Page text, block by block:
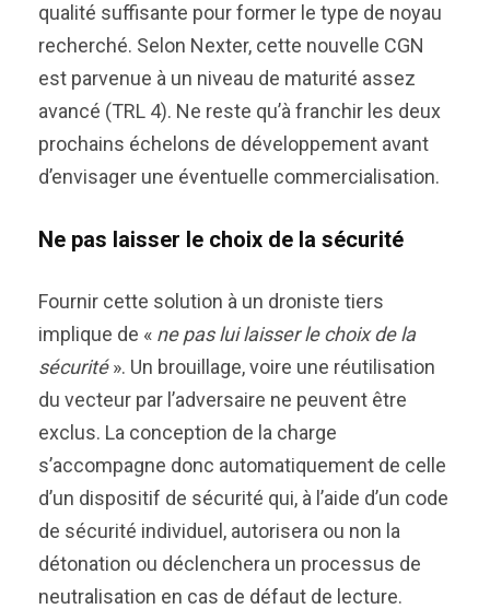
qualité suffisante pour former le type de noyau
recherché. Selon Nexter, cette nouvelle CGN
est parvenue à un niveau de maturité assez
avancé (TRL 4). Ne reste qu’à franchir les deux
prochains échelons de développement avant
d’envisager une éventuelle commercialisation.
Ne pas laisser le choix de la sécurité
Fournir cette solution à un droniste tiers
implique de « ne pas lui laisser le choix de la
sécurité». Un brouillage, voire une réutilisation
du vecteur par l’adversaire ne peuvent être
exclus. La conception de la charge
s’accompagne donc automatiquement de celle
d’un dispositif de sécurité qui, à l’aide d’un code
de sécurité individuel, autorisera ou non la
détonation ou déclenchera un processus de
neutralisation en cas de défaut de lecture.